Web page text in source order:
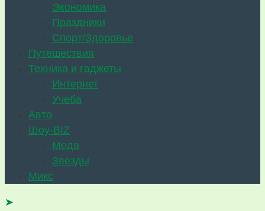
Экономика
Праздники
Спорт/Здоровье
Путешествия
Техника и гаджеты
Интернет
Учеба
Авто
Шоу-BIZ
Мода
Звезды
Микс
➤